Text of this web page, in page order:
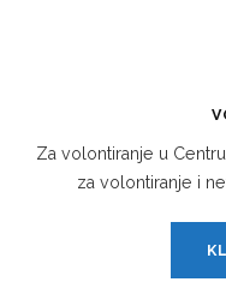
Za volontiranje u
za volontiranje i